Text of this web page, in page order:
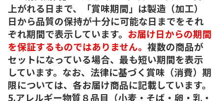
上がれる日まで、「賞味期間」は製造（加工）
日から品質の保持が十分に可能な日までをそれ
ぞれ期間で表示しています。 お届け日からの期間
を保証するものではありません。 複数の商品が
セットになっている場合、最も短い期間を表示
しています。なお、法律に基づく賞味（消費）期
限については、各お届け商品に記載しています。
5.アレルギー物質８品目（小麦・そば・卵・乳・